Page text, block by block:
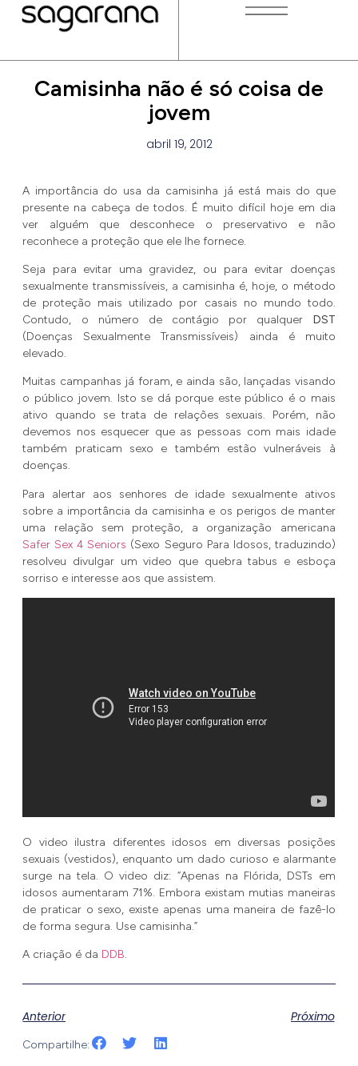
Camisinha não é só coisa de
jovem
abril 19, 2012
A importância do usa da camisinha já está mais do que
presente na cabeça de todos. É muito difícil hoje em dia
ver alguém que desconhece o preservativo e não
reconhece a proteção que ele lhe fornece.
Seja para evitar uma gravidez, ou para evitar doenças
sexualmente transmissíveis, a camisinha é, hoje, o método
de proteção mais utilizado por casais no mundo todo.
Contudo, o número de contágio por qualquer DST
(Doenças Sexualmente Transmissíveis) ainda é muito
elevado.
Muitas campanhas já foram, e ainda são, lançadas visando
o público jovem. Isto se dá porque este público é o mais
ativo quando se trata de relações sexuais. Porém, não
devemos nos esquecer que as pessoas com mais idade
também praticam sexo e também estão vulneráveis à
doenças.
Para alertar aos senhores de idade sexualmente ativos
sobre a importância da camisinha e os perigos de manter
uma relação sem proteção, a organização americana
Safer Sex 4 Seniors (Sexo Seguro Para Idosos, traduzindo)
resolveu divulgar um video que quebra tabus e esboça
sorriso e interesse aos que assistem.
O video ilustra diferentes idosos em diversas posições
sexuais (vestidos), enquanto um dado curioso e alarmante
surge na tela. O video diz: “Apenas na Flórida, DSTs em
idosos aumentaram 71%. Embora existam mutias maneiras
de praticar o sexo, existe apenas uma maneira de fazê-lo
de forma segura. Use camisinha.”
A criação é da DDB.
Anterior Próximo
Compartilhe: